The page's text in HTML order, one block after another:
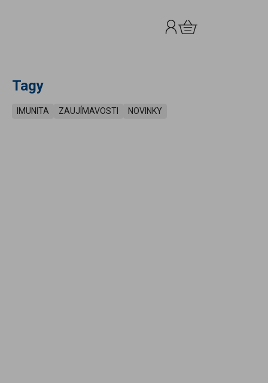
Prihlásenie
Košík
Tagy
IMUNITA ZAUJÍMAVOSTI NOVINKY